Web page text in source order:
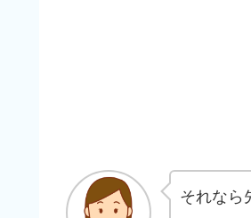
それなら